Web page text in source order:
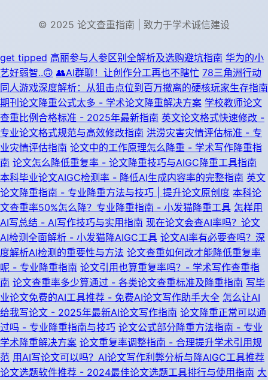
© 2025 论文查重指南 | 致力于学术诚信建设
get tipped 高丽参与人参区别全解析及选购避坑指南 华为的小
艺好弱智..🙃 👥AI群聊！让创作分工再也不瞎忙 78三角洲行动
同人游戏深度解析：从狙击点位到百万撤离的硬核玩家生存指南
期刊论文降重公式太多 - 学术论文降重解决方案 学校教师论文
查重比例合格标准 - 2025年最新指南 英文论文格式快速修改 -
专业论文格式规范与高效修改指南 洪涝灾害灾情评估标准 - 专
业灾情评估指南 论文中的工作原理怎么降重 - 学术写作降重指
南 论文怎么降低重复率 - 论文降重技巧与AIGC降重工具指南
本科毕业论文AIGC检测率 - 降低AI生成内容率的完整指南 英文
论文降重指南 - 专业降重方法与技巧 | 提升论文原创度 本科论
文查重率50%怎么降？专业降重指南 - 小发猫降重工具 怎样用
AI写总结 - AI写作技巧与实用指南 现在论文会查AI率吗？论文
AI检测全面解析 - 小发猫降AIGC工具 论文AI率有必要查吗？深
度解析AI检测的重要性与方法 论文查重如何改才能降低重复率
呢 - 专业降重指南 论文引用也算重复率吗？- 学术写作查重指
南 论文查重率多少算通过 - 各类论文查重标准及降重指南 写毕
业论文免费的AI工具推荐 - 免费AI论文写作助手大全 怎么让AI
给我写论文 - 2025年最新AI论文写作指南 论文降重正常可以通
过吗 - 专业降重指南与技巧 论文公式部分降重方法指南 - 专业
学术降重解决方案 论文重复率调整指南 - 合理提升学术引用规
范 用AI写论文可以吗？AI论文写作利弊分析与降AIGC工具推荐
论文选题软件推荐 - 2024最佳论文选题工具排行与使用指南 大